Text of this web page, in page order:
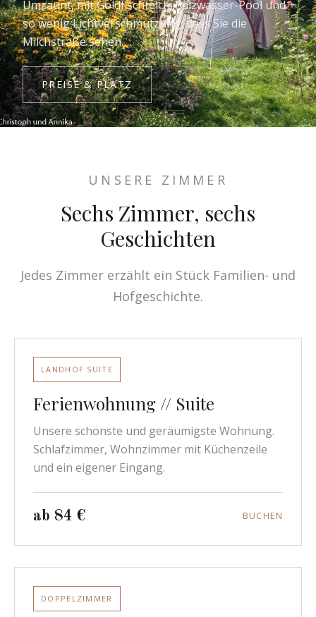
Umzäunt, mit Goldfischteich, Salzwasser-Pool und
so wenig Lichtverschmutzung, dass Sie die
Milchstraße sehen.
PREISE & PLATZ
UNSERE ZIMMER
Sechs Zimmer, sechs
Geschichten
Jedes Zimmer erzählt ein Stück Familien- und
Hofgeschichte.
LANDHOF SUITE
Ferienwohnung // Suite
Unsere schönste und geräumigste Wohnung.
Schlafzimmer, Wohnzimmer mit Küchenzeile
und ein eigener Eingang.
ab 84 € BUCHEN
DOPPELZIMMER